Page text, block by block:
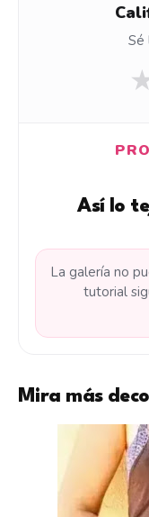
Sé
Así lo
La galería no
tutorial
Mira más